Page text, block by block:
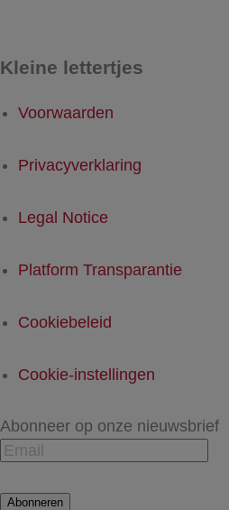
Kleine lettertjes
Voorwaarden
Privacyverklaring
Legal Notice
Platform Transparantie
Cookiebeleid
Cookie-instellingen
Abonneer op onze nieuwsbrief
Abonneren